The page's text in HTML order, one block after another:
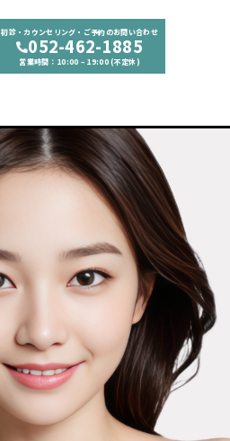
初診・カウンセリング・ご予約のお問い合わせ
052-462-1885
営業時間：10:00 – 19:00 (不定休)